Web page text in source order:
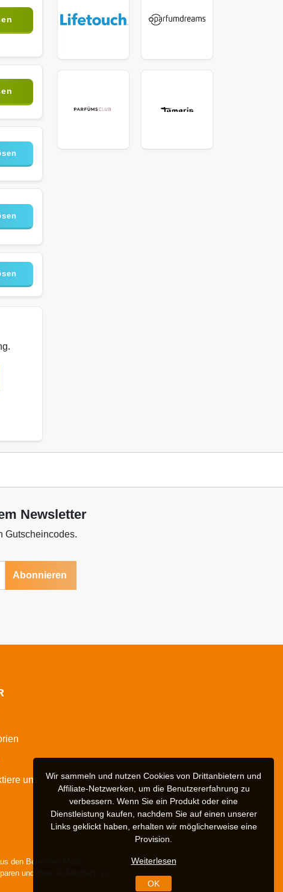
Newsletter
Gutscheincodes.
Abonnieren
uns
den Bereichen Mode,
und Ihren Fußabdruck zu
Wir sammeln und nutzen Cookies von Drittanbietern und
Affiliate-Netzwerken, um die Benutzererfahrung zu
verbessern. Wenn Sie ein Produkt oder eine
Dienstleistung kaufen, nachdem Sie auf einen unserer
Links geklickt haben, erhalten wir möglicherweise eine
Provision.
Weiterlesen
OK